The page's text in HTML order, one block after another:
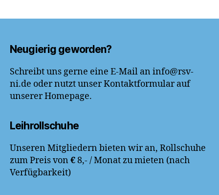
Neugierig geworden?
Schreibt uns gerne eine E-Mail an info@rsv-
ni.de oder nutzt unser Kontaktformular auf
unserer Homepage.
Leihrollschuhe
Unseren Mitgliedern bieten wir an, Rollschuhe
zum Preis von €8,- / Monat zu mieten (nach
Verfügbarkeit)